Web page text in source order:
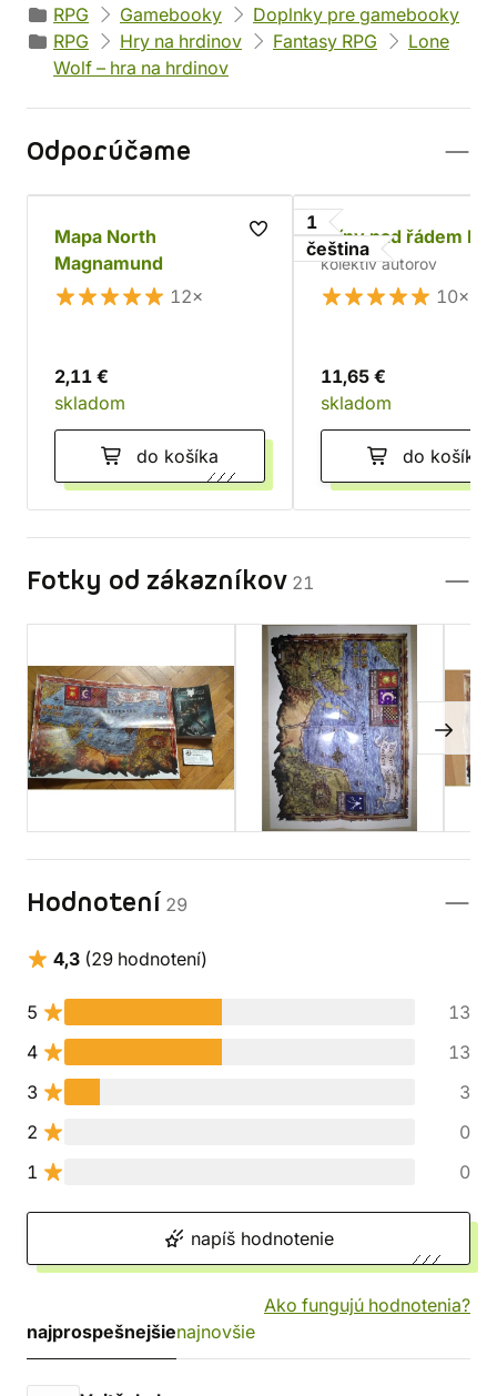
RPG
Gamebooky
Doplnky pre gamebooky
RPG
Hry na hrdinov Fantasy RPG
Lone
Wolf – hra na hrdinov
Odporúčame
Mapa North
Magnamund
12×
2,11 €
skladom
do košíka
1
čeština
Stíny nad řádem Kai
kolektív autorov
10×
11,65 €
skladom
do košíka
Fotky od zákazníkov 21
Hodnotení 29
4,3 (29 hodnotení)
5
13
4
13
3
3
2
0
1
0
napíš hodnotenie
Ako fungujú hodnotenia?
najprospešnejšienajnovšie